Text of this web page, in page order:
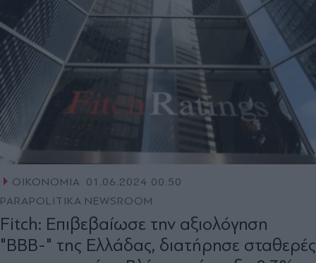
ΟΙΚΟΝΟΜΙΑ
01.06.2024 00:50
PARAPOLITIKA NEWSROOM
Fitch: Επιβεβαίωσε την αξιολόγηση
"ΒΒΒ-" της Ελλάδας, διατήρησε σταθερές